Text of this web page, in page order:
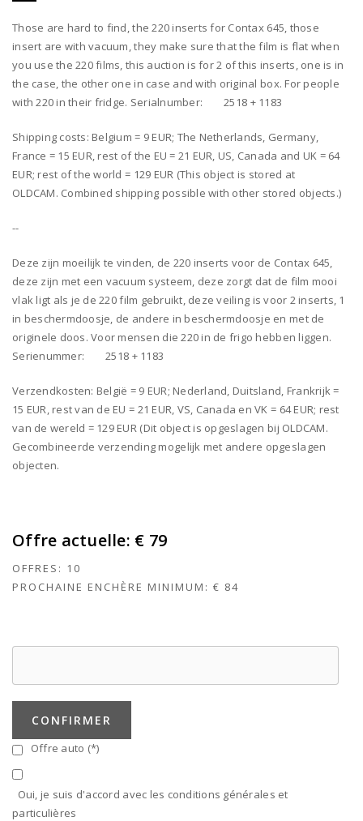
Those are hard to find, the 220 inserts for Contax 645, those
insert are with vacuum, they make sure that the film is flat when
you use the 220 films, this auction is for 2 of this inserts, one is in
the case, the other one in case and with original box. For people
with 220 in their fridge. Serialnumber: 2518 + 1183
Shipping costs: Belgium = 9 EUR; The Netherlands, Germany,
France = 15 EUR, rest of the EU = 21 EUR, US, Canada and UK = 64
EUR; rest of the world = 129 EUR (This object is stored at
OLDCAM. Combined shipping possible with other stored objects.)
--
Deze zijn moeilijk te vinden, de 220 inserts voor de Contax 645,
deze zijn met een vacuum systeem, deze zorgt dat de film mooi
vlak ligt als je de 220 film gebruikt, deze veiling is voor 2 inserts, 1
in beschermdoosje, de andere in beschermdoosje en met de
originele doos. Voor mensen die 220 in de frigo hebben liggen.
Serienummer: 2518 + 1183
Verzendkosten: België = 9 EUR; Nederland, Duitsland, Frankrijk =
15 EUR, rest van de EU = 21 EUR, VS, Canada en VK = 64 EUR; rest
van de wereld = 129 EUR (Dit object is opgeslagen bij OLDCAM.
Gecombineerde verzending mogelijk met andere opgeslagen
objecten.
Offre actuelle: € 79
OFFRES: 10
PROCHAINE ENCHÈRE MINIMUM: € 84
CONFIRMER
Offre auto (*)
Oui, je suis d'accord avec les conditions générales et
particulières